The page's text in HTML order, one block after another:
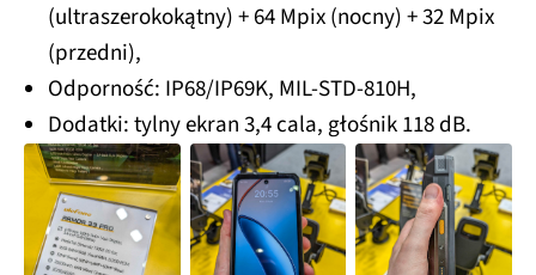
(ultraszerokokątny) + 64 Mpix (nocny) + 32 Mpix
(przedni),
Odporność: IP68/IP69K, MIL-STD-810H,
Dodatki: tylny ekran 3,4 cala, głośnik 118 dB.